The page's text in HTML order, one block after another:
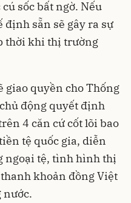
sốc bất ngờ. Nếu
sẵn sẽ gây ra sự
thời khi thị trường
giao quyền cho Thống
động quyết định
4 căn cứ cốt lõi bao
tệ quốc gia, diễn
ngoại tệ, tình hình thị
khoản đồng Việt